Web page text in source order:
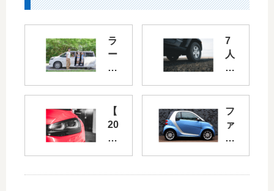
ラ
ー
ジ
イ
ズ
の
リ
7
人
乗
SU
V
を
リ
【
20
26
新
フ
ァ
ミ
カ